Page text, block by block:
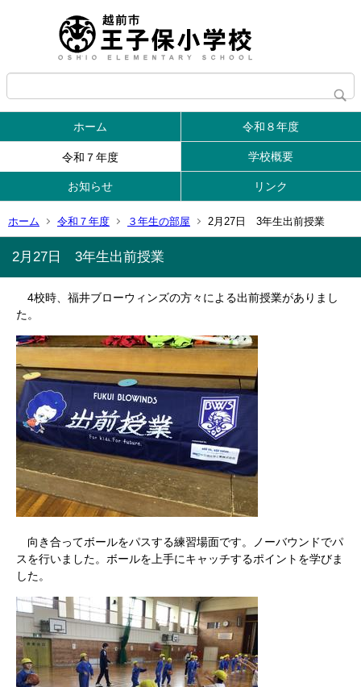
ホーム 令和８年度
令和７年度 学校概要
お知らせ リンク
ホーム 令和７年度 ３年生の部屋 2月27日 3年生出前授業
2月27日 3年生出前授業
4校時、福井ブローウィンズの方々による出前授業がありまし
た。
向き合ってボールをパスする練習場面です。ノーバウンドでパ
スを行いました。ボールを上手にキャッチするポイントを学びま
した。